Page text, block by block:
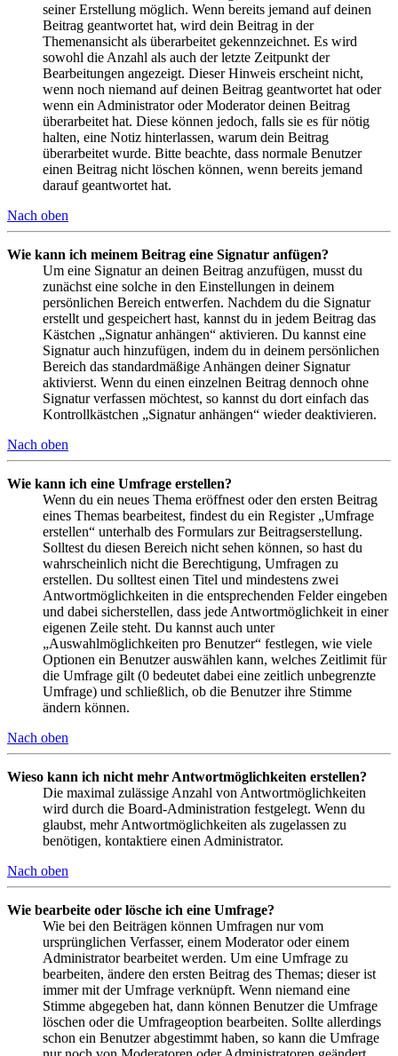
seiner Erstellung möglich. Wenn bereits jemand auf deinen
Beitrag geantwortet hat, wird dein Beitrag in der
Themenansicht als überarbeitet gekennzeichnet. Es wird
sowohl die Anzahl als auch der letzte Zeitpunkt der
Bearbeitungen angezeigt. Dieser Hinweis erscheint nicht,
wenn noch niemand auf deinen Beitrag geantwortet hat oder
wenn ein Administrator oder Moderator deinen Beitrag
überarbeitet hat. Diese können jedoch, falls sie es für nötig
halten, eine Notiz hinterlassen, warum dein Beitrag
überarbeitet wurde. Bitte beachte, dass normale Benutzer
einen Beitrag nicht löschen können, wenn bereits jemand
darauf geantwortet hat.
Nach oben
Wie kann ich meinem Beitrag eine Signatur anfügen?
Um eine Signatur an deinen Beitrag anzufügen, musst du
zunächst eine solche in den Einstellungen in deinem
persönlichen Bereich entwerfen. Nachdem du die Signatur
erstellt und gespeichert hast, kannst du in jedem Beitrag das
Kästchen „Signatur anhängen“ aktivieren. Du kannst eine
Signatur auch hinzufügen, indem du in deinem persönlichen
Bereich das standardmäßige Anhängen deiner Signatur
aktivierst. Wenn du einen einzelnen Beitrag dennoch ohne
Signatur verfassen möchtest, so kannst du dort einfach das
Kontrollkästchen „Signatur anhängen“ wieder deaktivieren.
Nach oben
Wie kann ich eine Umfrage erstellen?
Wenn du ein neues Thema eröffnest oder den ersten Beitrag
eines Themas bearbeitest, findest du ein Register „Umfrage
erstellen“ unterhalb des Formulars zur Beitragserstellung.
Solltest du diesen Bereich nicht sehen können, so hast du
wahrscheinlich nicht die Berechtigung, Umfragen zu
erstellen. Du solltest einen Titel und mindestens zwei
Antwortmöglichkeiten in die entsprechenden Felder eingeben
und dabei sicherstellen, dass jede Antwortmöglichkeit in einer
eigenen Zeile steht. Du kannst auch unter
„Auswahlmöglichkeiten pro Benutzer“ festlegen, wie viele
Optionen ein Benutzer auswählen kann, welches Zeitlimit für
die Umfrage gilt (0 bedeutet dabei eine zeitlich unbegrenzte
Umfrage) und schließlich, ob die Benutzer ihre Stimme
ändern können.
Nach oben
Wieso kann ich nicht mehr Antwortmöglichkeiten erstellen?
Die maximal zulässige Anzahl von Antwortmöglichkeiten
wird durch die Board-Administration festgelegt. Wenn du
glaubst, mehr Antwortmöglichkeiten als zugelassen zu
benötigen, kontaktiere einen Administrator.
Nach oben
Wie bearbeite oder lösche ich eine Umfrage?
Wie bei den Beiträgen können Umfragen nur vom
ursprünglichen Verfasser, einem Moderator oder einem
Administrator bearbeitet werden. Um eine Umfrage zu
bearbeiten, ändere den ersten Beitrag des Themas; dieser ist
immer mit der Umfrage verknüpft. Wenn niemand eine
Stimme abgegeben hat, dann können Benutzer die Umfrage
löschen oder die Umfrageoption bearbeiten. Sollte allerdings
schon ein Benutzer abgestimmt haben, so kann die Umfrage